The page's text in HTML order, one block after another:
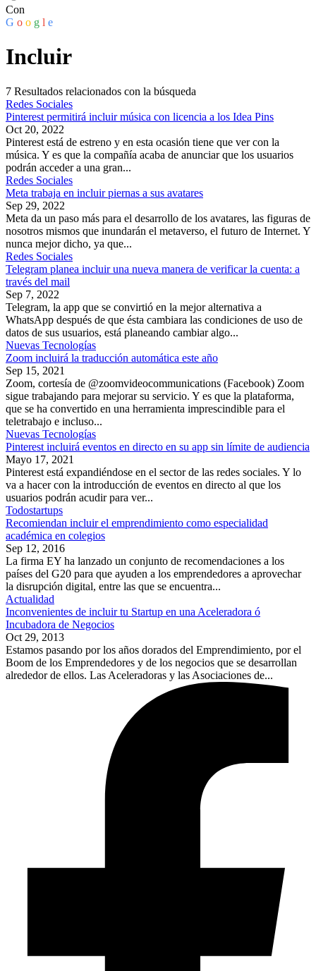
Con
G o o g l e
Incluir
7 Resultados relacionados con la búsqueda
Redes Sociales
Pinterest permitirá incluir música con licencia a los Idea Pins
Oct 20, 2022
Pinterest está de estreno y en esta ocasión tiene que ver con la
música. Y es que la compañía acaba de anunciar que los usuarios
podrán acceder a una gran...
Redes Sociales
Meta trabaja en incluir piernas a sus avatares
Sep 29, 2022
Meta da un paso más para el desarrollo de los avatares, las figuras de
nosotros mismos que inundarán el metaverso, el futuro de Internet. Y
nunca mejor dicho, ya que...
Redes Sociales
Telegram planea incluir una nueva manera de verificar la cuenta: a
través del mail
Sep 7, 2022
Telegram, la app que se convirtió en la mejor alternativa a
WhatsApp después de que ésta cambiara las condiciones de uso de
datos de sus usuarios, está planeando cambiar algo...
Nuevas Tecnologías
Zoom incluirá la traducción automática este año
Sep 15, 2021
Zoom, cortesía de @zoomvideocommunications (Facebook) Zoom
sigue trabajando para mejorar su servicio. Y es que la plataforma,
que se ha convertido en una herramienta imprescindible para el
teletrabajo e incluso...
Nuevas Tecnologías
Pinterest incluirá eventos en directo en su app sin límite de audiencia
Mayo 17, 2021
Pinterest está expandiéndose en el sector de las redes sociales. Y lo
va a hacer con la introducción de eventos en directo al que los
usuarios podrán acudir para ver...
Todostartups
Recomiendan incluir el emprendimiento como especialidad
académica en colegios
Sep 12, 2016
La firma EY ha lanzado un conjunto de recomendaciones a los
países del G20 para que ayuden a los emprendedores a aprovechar
la disrupción digital, entre las que se encuentra...
Actualidad
Inconvenientes de incluir tu Startup en una Aceleradora ó
Incubadora de Negocios
Oct 29, 2013
Estamos pasando por los años dorados del Emprendimiento, por el
Boom de los Emprendedores y de los negocios que se desarrollan
alrededor de ellos. Las Aceleradoras y las Asociaciones de...